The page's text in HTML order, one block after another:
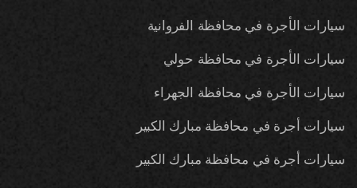
سيارات الأجرة في محافظة الفروانية
سيارات الأجرة في محافظة حولي
سيارات الأجرة في محافظة الجهراء
سيارات أجرة في محافظة مبارك الكبير
سيارات أجرة في محافظة مبارك الكبير